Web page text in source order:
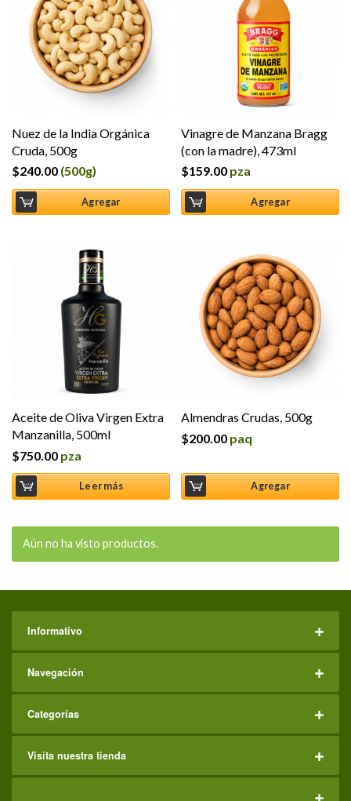
Nuez de la India Orgánica
Cruda, 500g
$240.00 (500g)
Agregar
Vinagre de Manzana Bragg
(con la madre), 473ml
$159.00 pza
Agregar
Aceite de Oliva Virgen Extra
Manzanilla, 500ml
$750.00 pza
Leer más
Almendras Crudas, 500g
$200.00 paq
Agregar
Aún no ha visto productos.
Informativo
Navegación
Categorías
Visita nuestra tienda